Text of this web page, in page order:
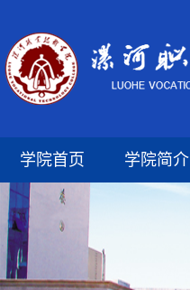
学院首页 学院简介